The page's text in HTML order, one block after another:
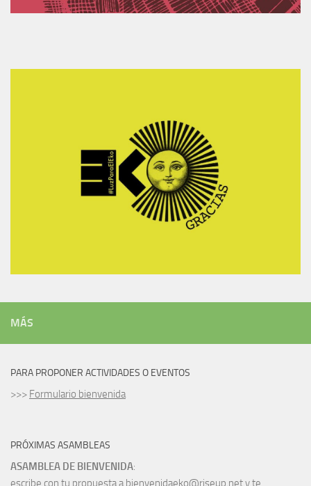
MÁS
PARA PROPONER ACTIVIDADES O EVENTOS
>>> Formulario bienvenida
PRÓXIMAS ASAMBLEAS
ASAMBLEA DE BIENVENIDA:
escribe con tu propuesta a bienvenidaeko@riseup.net y te